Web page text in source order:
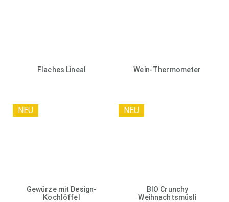
Flaches Lineal Wein-Thermometer
Gewürze mit Design-
Kochlöffel
NEU
BIO Crunchy
Weihnachtsmüsli
NEU